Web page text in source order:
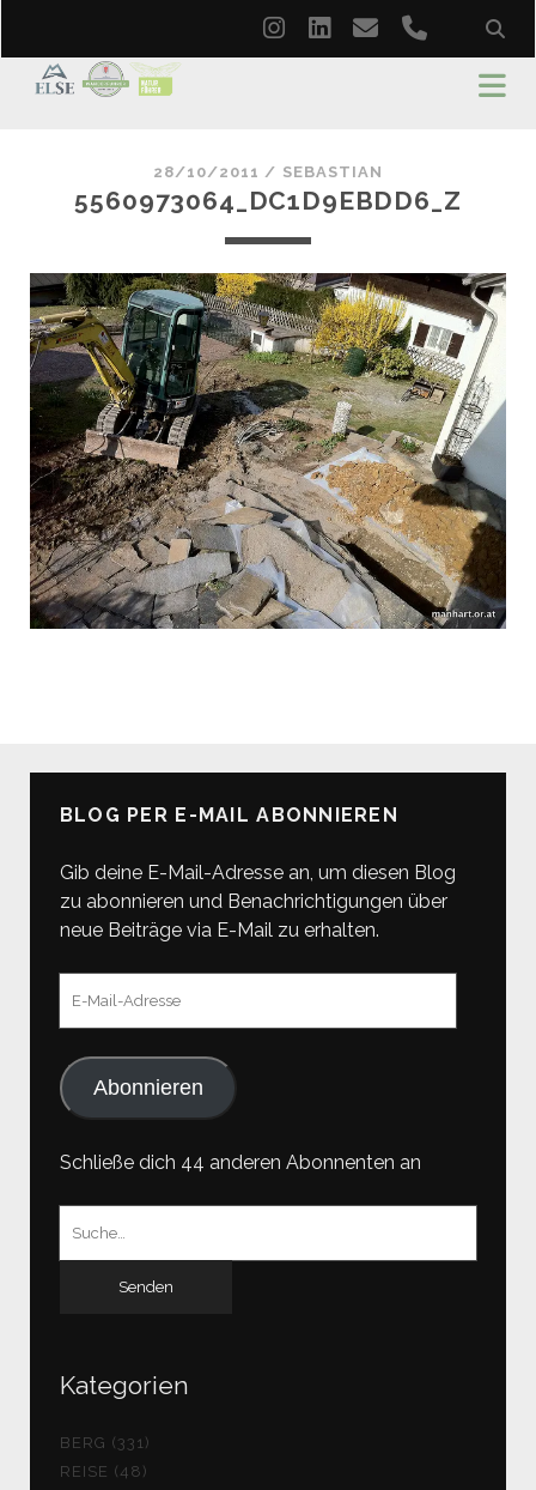
instagram
linkedin
emailphone
28/10/2011 / SEBASTIAN
5560973064_DC1D9EBDD6_Z
BLOG PER E-MAIL ABONNIEREN
Gib deine E-Mail-Adresse an, um diesen Blog
zu abonnieren und Benachrichtigungen über
neue Beiträge via E-Mail zu erhalten.
Abonnieren
Schließe dich 44 anderen Abonnenten an
Kategorien
BERG (331)
REISE (48)